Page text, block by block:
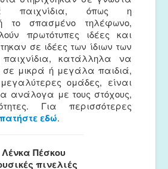
παιχνίδια, όπως η
το σπασμένο τηλέφωνο,
πρωτότυπες ιδέες και
σε ιδέες των ίδιων των
κατάλληλα να
μικρά ή μεγάλα παιδιά,
ομάδες, είναι
ανάλογα με τους στόχους,
Για περισσότερες
εδώ.
Λένκα Πέσκου
πινελιές